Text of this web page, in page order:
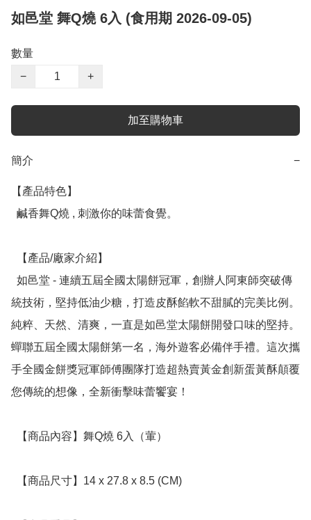
如邑堂 舞Q燒 6入 (食用期 2026-09-05)
數量
−
+
加至購物車
簡介 −
【產品特色】
統技術，堅持低油少糖，打造皮酥餡軟不甜膩的完美比例。
純粹、天然、清爽，一直是如邑堂太陽餅開發口味的堅持。
蟬聯五屆全國太陽餅第一名，海外遊客必備伴手禮。這次攜
手全國金餅獎冠軍師傅團隊打造超熱賣黃金創新蛋黃酥顛覆
您傳統的想像，全新衝擊味蕾饗宴！